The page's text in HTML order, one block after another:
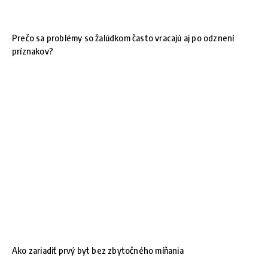
Prečo sa problémy so žalúdkom často vracajú aj po odznení
príznakov?
Ako zariadiť prvý byt bez zbytočného míňania